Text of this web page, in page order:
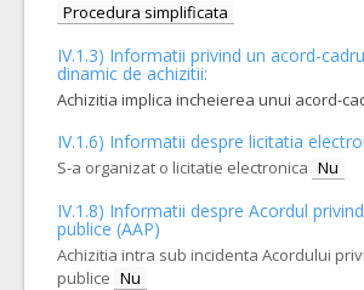
Procedura simplificata
IV.1.3) Informatii privind un acord-
dinamic de achizitii:
Achizitia implica incheierea unui acord-
IV.1.6) Informatii despre licitatia
S-a organizat o licitatie electronica Nu
IV.1.8) Informatii despre Acordul
publice (AAP)
Achizitia intra sub incidenta Acordului
publice Nu